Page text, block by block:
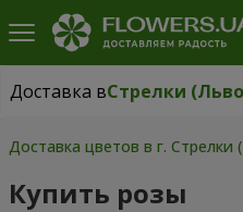
Доставка в
Доставка вСтрелки
Доставка цветов в г. Стрелки
Купить розы